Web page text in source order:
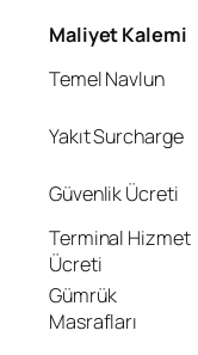
Maliyet Kalemi
Temel Navlun
Yakıt Surcharge
Güvenlik Ücreti
Terminal Hizmet
Ücreti
Gümrük
Masrafları